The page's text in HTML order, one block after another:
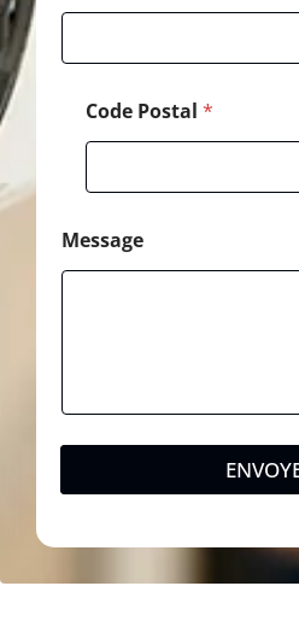
Code Postal *
Message